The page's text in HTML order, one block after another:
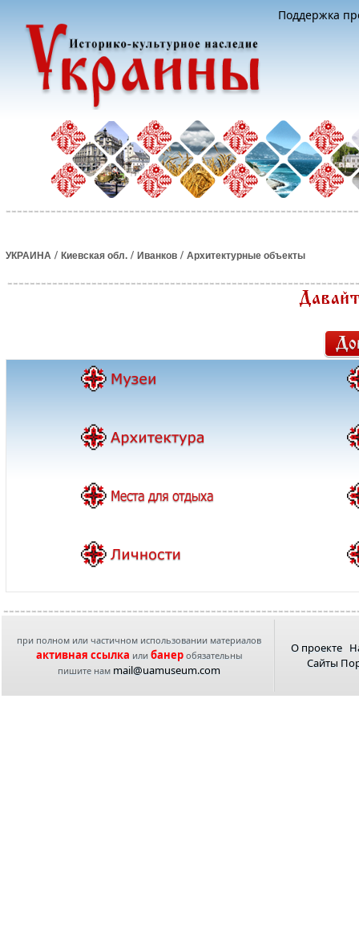
Поддержка
УКРАИНА / Киевская обл. / Иванков / Архитектурные объекты
при полном или частичном использовании материалов
активная ссылка или банеробязательны
пишите нам mail@uamuseum.com
О проекте
Сайты